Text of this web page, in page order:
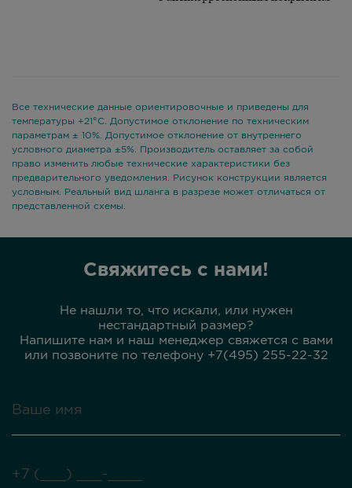
Все технические данные ориентировочные и приведены для
температуры +21°С. Допустимое отклонение по техническим
параметрам ± 10%. Допустимое отклонение от внутреннего
условного диаметра ±5%. Производитель оставляет за собой
право изменить любые технические характеристики без
предварительного уведомления. Рисунок конструкции является
условным. Реальный вид шланга в разрезе может отличаться от
представленной схемы.
Свяжитесь с нами!
Не нашли то, что искали, или нужен
нестандартный размер?
Напишите нам и наш менеджер свяжется с вами
или позвоните по телефону +7(495) 255-22-32